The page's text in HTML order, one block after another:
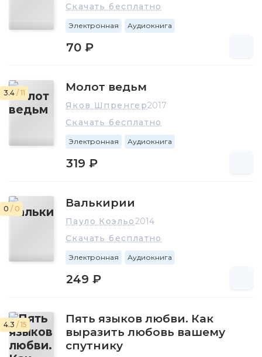
Скачать бесплатно
Электронная Аудиокнига
70 ₽
3.4 / 11 Молот ведьм
Яков Шпренгер2017
Скачать бесплатно
Электронная Аудиокнига
319 ₽
0 / 0 Валькирии
Пауло Коэльо2014
Скачать бесплатно
Электронная Аудиокнига
249 ₽
4.3 / 15
Пять языков любви. Как
выразить любовь вашему
спутнику